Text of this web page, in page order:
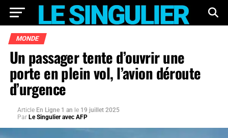
MONDE
Un passager tente d’ouvrir une
porte en plein vol, l’avion déroute
d’urgence
Article En Ligne 1 an le 19 juillet 2025
Par Le Singulier avec AFP